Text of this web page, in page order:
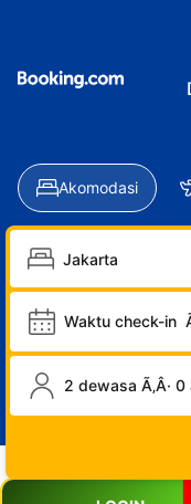
Akomodasi
Waktu check-in
2 dewasa Ã‚Â· 0